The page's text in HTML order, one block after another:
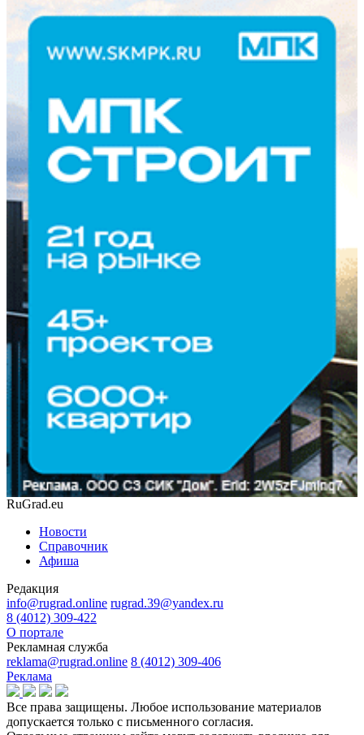
RuGrad.eu
Новости
Справочник
Афиша
Редакция
info@rugrad.online rugrad.39@yandex.ru
8 (4012) 309-422
О портале
Рекламная служба
reklama@rugrad.online 8 (4012) 309-406
Реклама
Все права защищены. Любое использование материалов
допускается только с письменного согласия.